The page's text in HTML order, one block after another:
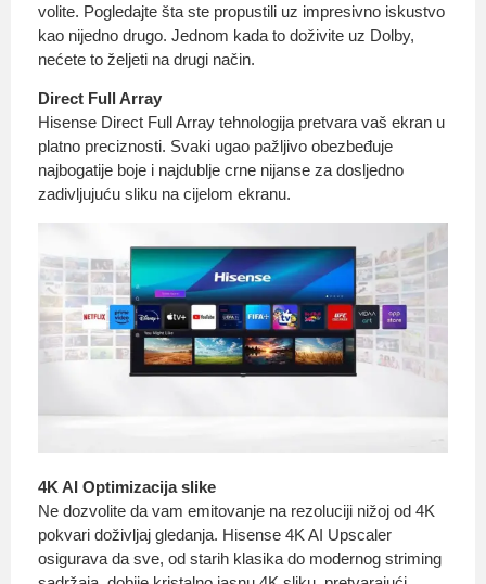
volite. Pogledajte šta ste propustili uz impresivno iskustvo
kao nijedno drugo. Jednom kada to doživite uz Dolby,
nećete to željeti na drugi način.
Direct Full Array
Hisense Direct Full Array tehnologija pretvara vaš ekran u
platno preciznosti. Svaki ugao pažljivo obezbeđuje
najbogatije boje i najdublje crne nijanse za dosljedno
zadivljujuću sliku na cijelom ekranu.
4K AI Optimizacija slike
Ne dozvolite da vam emitovanje na rezoluciji nižoj od 4K
pokvari doživljaj gledanja. Hisense 4K AI Upscaler
osigurava da sve, od starih klasika do modernog striming